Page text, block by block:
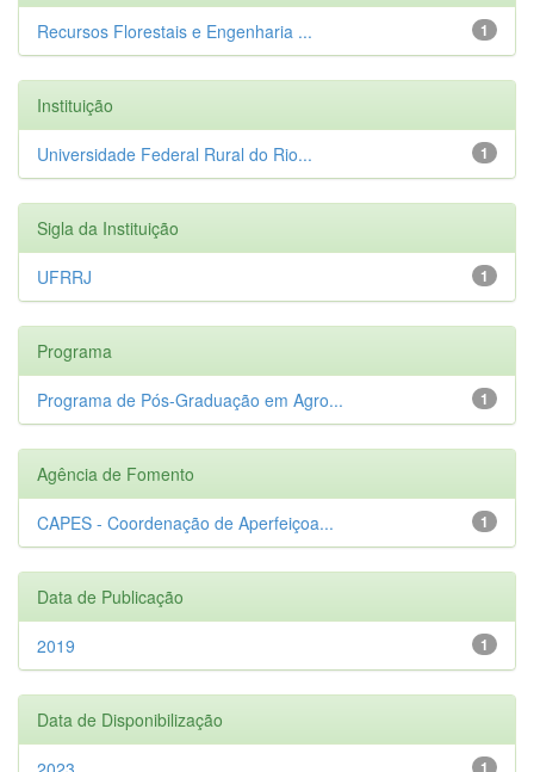
1
Recursos Florestais e Engenharia ...
Instituição
1
Universidade Federal Rural do Rio...
Sigla da Instituição
1
UFRRJ
Programa
1
Programa de Pós-Graduação em Agro...
Agência de Fomento
1
CAPES - Coordenação de Aperfeiçoa...
Data de Publicação
1
2019
Data de Disponibilização
1